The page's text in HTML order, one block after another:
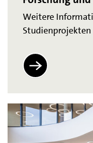
Weitere
Studienprojekten